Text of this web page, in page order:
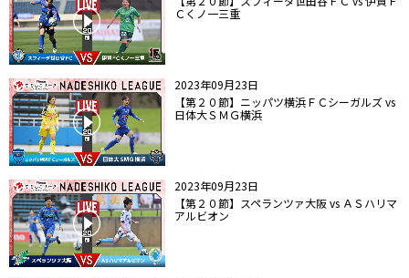
Ｃくノ一三重
2023年09月23日
【第２０節】ニッパツ横浜ＦＣシーガルズ vs
日体大ＳＭＧ横浜
2023年09月23日
【第２０節】スペランツァ大阪 vs ＡＳハリマ
アルビオン